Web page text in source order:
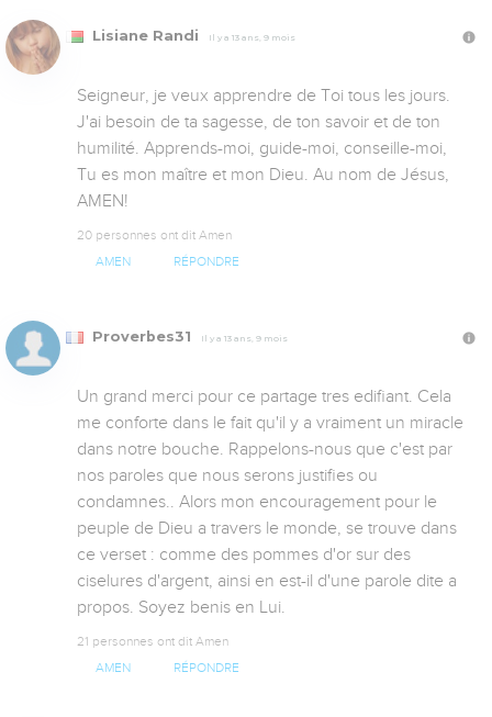
Lisiane Randi Il y a 13 ans, 9 mois
Seigneur, je veux apprendre de Toi tous les jours.
J'ai besoin de ta sagesse, de ton savoir et de ton
humilité. Apprends-moi, guide-moi, conseille-moi,
Tu es mon maître et mon Dieu. Au nom de Jésus,
AMEN!
20 personnes ont dit Amen
AMEN RÉPONDRE
Proverbes31 Il y a 13 ans, 9 mois
Un grand merci pour ce partage tres edifiant. Cela
me conforte dans le fait qu'il y a vraiment un miracle
dans notre bouche. Rappelons-nous que c'est par
nos paroles que nous serons justifies ou
condamnes.. Alors mon encouragement pour le
peuple de Dieu a travers le monde, se trouve dans
ce verset : comme des pommes d'or sur des
ciselures d'argent, ainsi en est-il d'une parole dite a
propos. Soyez benis en Lui.
21 personnes ont dit Amen
AMEN RÉPONDRE